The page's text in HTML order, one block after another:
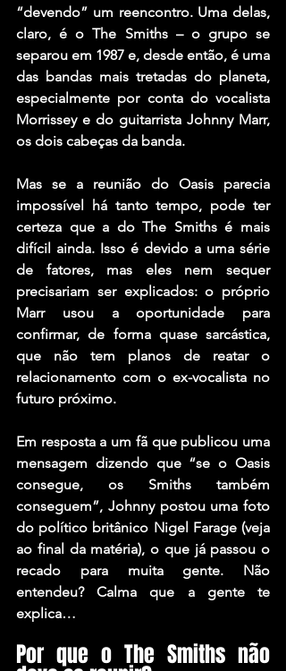
“devendo” um reencontro. Uma delas,
claro, é o The Smiths – o grupo se
separou em 1987 e, desde então, é uma
das bandas mais tretadas do planeta,
Morrissey e do guitarrista Johnny Marr,
os dois cabeças da banda.
Mas se a reunião do Oasis parecia
impossível há tanto tempo, pode ter
certeza que a do The Smiths é mais
difícil ainda. Isso é devido a uma série
de fatores, mas eles nem sequer
precisariam ser explicados: o próprio
Marr usou a oportunidade para
confirmar, de forma quase sarcástica,
que não tem planos de reatar o
relacionamento com o ex-vocalista no
futuro próximo.
Em resposta a um fã que publicou uma
mensagem dizendo que “se o Oasis
consegue, os Smiths também
conseguem”, Johnny postou uma foto
do político britânico Nigel Farage (veja
ao final da matéria), o que já passou o
recado para muita gente. Não
entendeu? Calma que a gente te
explica…
Por que o The Smiths não